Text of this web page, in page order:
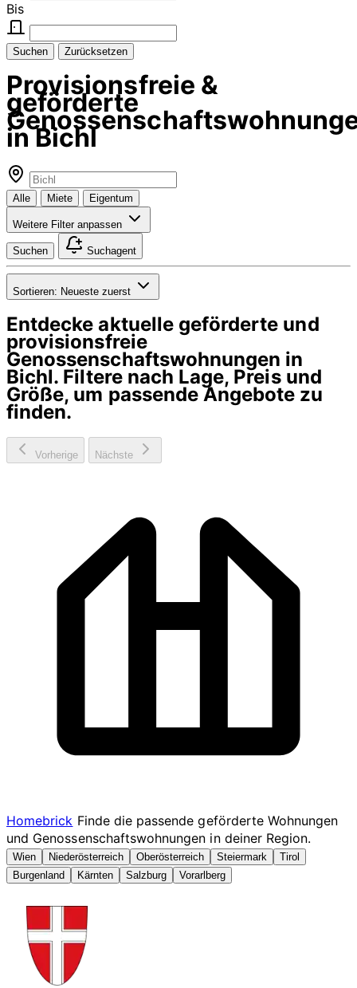
Bis
Suchen Zurücksetzen
Provisionsfreie &
geförderte
in Bichl
Alle Miete Eigentum
Weitere Filter anpassen
Suchen Suchagent
Sortieren: Neueste zuerst
Entdecke aktuelle geförderte und
provisionsfreie
Genossenschaftswohnungen in
Bichl. Filtere nach Lage, Preis und
Größe, um passende Angebote zu
finden.
Vorherige Nächste
Homebrick Finde die passende geförderte Wohnungen
und Genossenschaftswohnungen in deiner Region.
Wien Niederösterreich Oberösterreich Steiermark
Tirol
Burgenland
Kärnten Salzburg Vorarlberg